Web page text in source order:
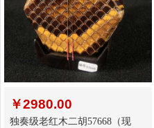
￥2980.00
独奏级老红木二胡57668（现